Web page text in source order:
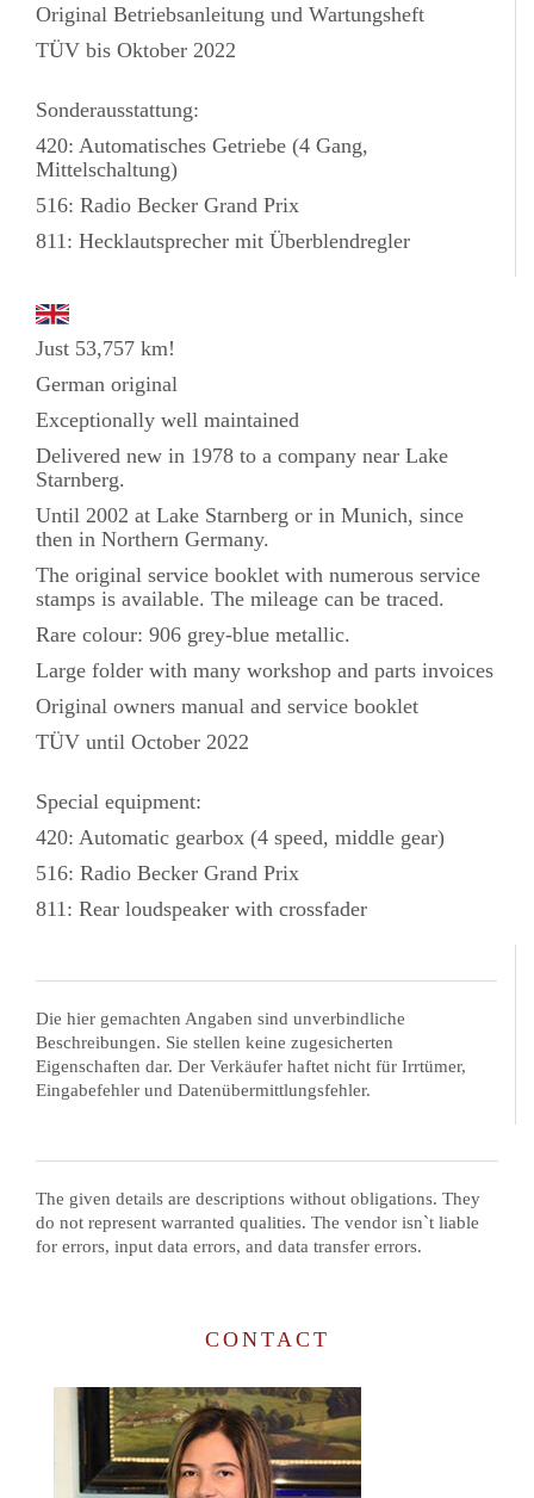
Original Betriebsanleitung und Wartungsheft
TÜV bis Oktober 2022
Sonderausstattung:
420: Automatisches Getriebe (4 Gang,
Mittelschaltung)
516: Radio Becker Grand Prix
811: Hecklautsprecher mit Überblendregler
Just 53,757 km!
German original
Exceptionally well maintained
Delivered new in 1978 to a company near Lake
Starnberg.
Until 2002 at Lake Starnberg or in Munich, since
then in Northern Germany.
The original service booklet with numerous service
stamps is available. The mileage can be traced.
Rare colour: 906 grey-blue metallic.
Large folder with many workshop and parts invoices
Original owners manual and service booklet
TÜV until October 2022
Special equipment:
420: Automatic gearbox (4 speed, middle gear)
516: Radio Becker Grand Prix
811: Rear loudspeaker with crossfader
Die hier gemachten Angaben sind unverbindliche
Beschreibungen. Sie stellen keine zugesicherten
Eigenschaften dar. Der Verkäufer haftet nicht für Irrtümer,
Eingabefehler und Datenübermittlungsfehler.
The given details are descriptions without obligations. They
do not represent warranted qualities. The vendor isn`t liable
for errors, input data errors, and data transfer errors.
CONTACT